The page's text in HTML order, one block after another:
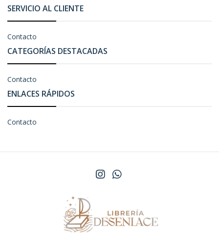
SERVICIO AL CLIENTE
Contacto
CATEGORÍAS DESTACADAS
Contacto
ENLACES RÁPIDOS
Contacto